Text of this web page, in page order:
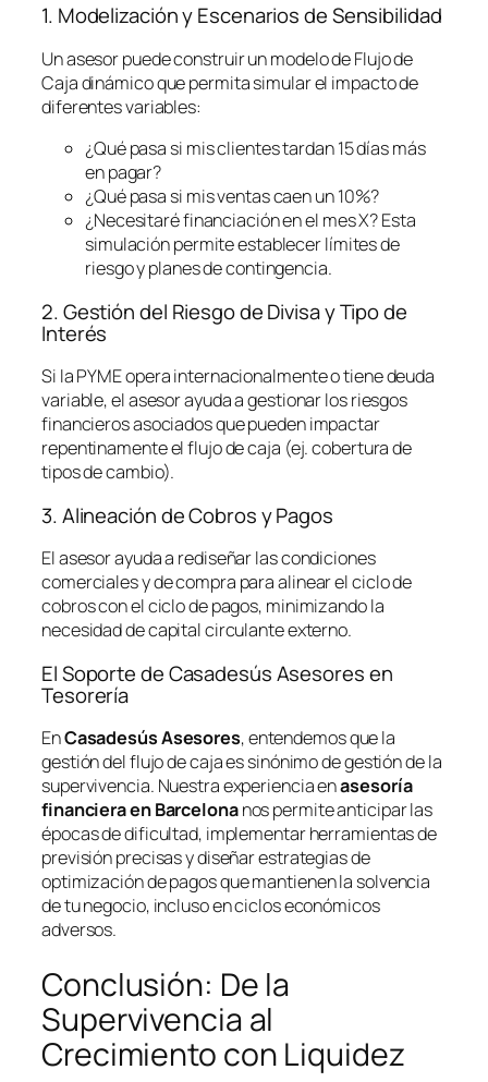
1. Modelización y Escenarios de Sensibilidad
Un asesor puede construir un modelo de Flujo de
Caja dinámico que permita simular el impacto de
diferentes variables:
¿Qué pasa si mis clientes tardan 15 días más
en pagar?
¿Qué pasa si mis ventas caen un 10%?
¿Necesitaré financiación en el mes X? Esta
simulación permite establecer límites de
riesgo y planes de contingencia.
2. Gestión del Riesgo de Divisa y Tipo de
Interés
Si la PYME opera internacionalmente o tiene deuda
variable, el asesor ayuda a gestionar los riesgos
financieros asociados que pueden impactar
repentinamente el flujo de caja (ej. cobertura de
tipos de cambio).
3. Alineación de Cobros y Pagos
El asesor ayuda a rediseñar las condiciones
comerciales y de compra para alinear el ciclo de
cobros con el ciclo de pagos, minimizando la
necesidad de capital circulante externo.
El Soporte de Casadesús Asesores en
Tesorería
EnCasadesús Asesores, entendemos que la
gestión del flujo de caja es sinónimo de gestión de la
supervivencia. Nuestra experiencia enasesoría
financiera en Barcelonanos permite anticipar las
épocas de dificultad, implementar herramientas de
previsión precisas y diseñar estrategias de
optimización de pagos que mantienen la solvencia
de tu negocio, incluso en ciclos económicos
adversos.
Conclusión: De la
Supervivencia al
Crecimiento con Liquidez